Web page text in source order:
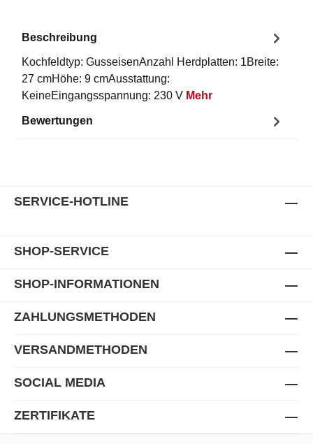
Beschreibung
Kochfeldtyp: GusseisenAnzahl Herdplatten: 1Breite:
27 cmHöhe: 9 cmAusstattung:
KeineEingangsspannung: 230 V Mehr
Bewertungen
SERVICE-HOTLINE
SHOP-SERVICE
SHOP-INFORMATIONEN
ZAHLUNGSMETHODEN
VERSANDMETHODEN
SOCIAL MEDIA
ZERTIFIKATE